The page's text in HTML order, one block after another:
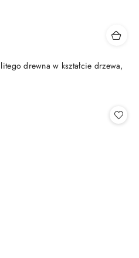
drewna w kształcie drzewa,